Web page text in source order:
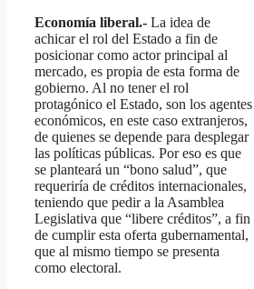
Economía liberal.- La idea de
achicar el rol del Estado a fin de
posicionar como actor principal al
mercado, es propia de esta forma de
gobierno. Al no tener el rol
protagónico el Estado, son los agentes
económicos, en este caso extranjeros,
de quienes se depende para desplegar
las políticas públicas. Por eso es que
se planteará un “bono salud”, que
requeriría de créditos internacionales,
teniendo que pedir a la Asamblea
Legislativa que “libere créditos”, a fin
de cumplir esta oferta gubernamental,
que al mismo tiempo se presenta
como electoral.